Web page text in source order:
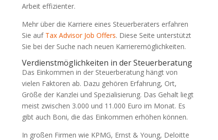
Arbeit effizienter.
Mehr über die Karriere eines Steuerberaters erfahren
Sie auf Tax Advisor Job Offers. Diese Seite unterstützt
Sie bei der Suche nach neuen Karrieremöglichkeiten.
Verdienstmöglichkeiten in der Steuerberatung
Das Einkommen in der Steuerberatung hängt von
vielen Faktoren ab. Dazu gehören Erfahrung, Ort,
Größe der Kanzlei und Spezialisierung. Das Gehalt liegt
meist zwischen 3.000 und 11.000 Euro im Monat. Es
gibt auch Boni, die das Einkommen erhöhen können.
In großen Firmen wie KPMG, Ernst & Young, Deloitte